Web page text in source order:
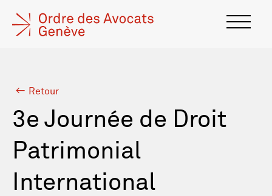
Retour
3e Journée de Droit
Patrimonial
International